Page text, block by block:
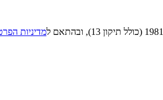
מדיניות